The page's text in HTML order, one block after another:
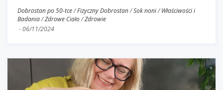
Dobrostan po 50-tce/Fizyczny Dobrostan/Sok noni/Właściwości i
Badania/Zdrowe Ciało/Zdrowie
-06/11/2024